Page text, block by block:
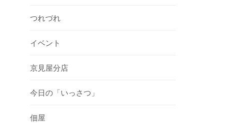
つれづれ
イベント
京見屋分店
今日の「いっさつ」
佃屋